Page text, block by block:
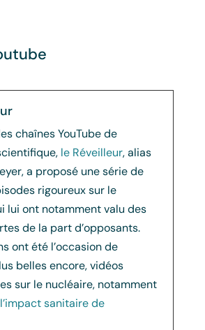
chaînes YouTube de
le Réveilleur, alias
a proposé une série de
rigoureux sur le
lui ont notamment valu des
de la part d’opposants.
ont été l’occasion de
belles encore, vidéos
sur le nucléaire, notamment
l’impact sanitaire de